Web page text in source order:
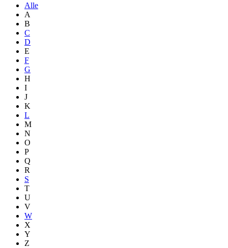
Alle
A
B
C
D
E
F
G
H
I
J
K
L
M
N
O
P
Q
R
S
T
U
V
W
X
Y
Z